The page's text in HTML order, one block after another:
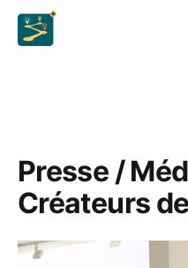
Presse /
Créateurs